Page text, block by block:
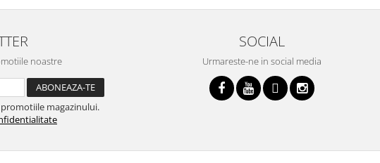
noastre
magazinului.
SOCIAL
Urmareste-ne in social media